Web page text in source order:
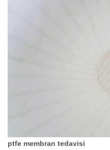
ptfe membran tedavisi